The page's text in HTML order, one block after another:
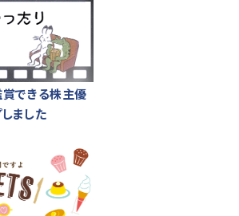
賞できる株主優
ました